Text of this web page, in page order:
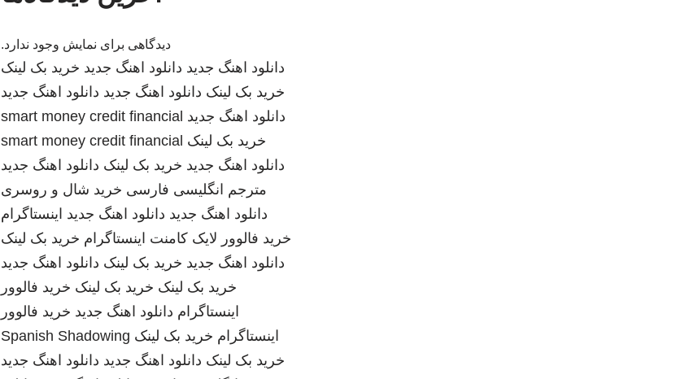
دیدگاهی برای نمایش وجود ندارد.
دانلود اهنگ جدید دانلود اهنگ جدید خرید بک لینک
خرید بک لینک دانلود اهنگ جدید دانلود اهنگ جدید
دانلود اهنگ جدید smart money credit financial
خرید بک لینک smart money credit financial
دانلود اهنگ جدید خرید بک لینک دانلود اهنگ جدید
مترجم انگلیسی فارسی خرید شال و روسری
دانلود اهنگ جدید دانلود اهنگ جدید اینستاگرام
خرید فالوور لایک کامنت اینستاگرام خرید بک لینک
دانلود اهنگ جدید خرید بک لینک دانلود اهنگ جدید
خرید بک لینک خرید بک لینک خرید فالوور
اینستاگرام دانلود اهنگ جدید خرید فالوور
اینستاگرام خرید بک لینک Spanish Shadowing
خرید بک لینک دانلود اهنگ جدید دانلود اهنگ جدید